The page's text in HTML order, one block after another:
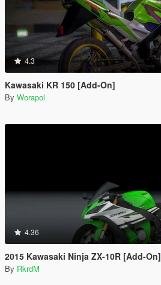
4.3
Kawasaki KR 150 [Add-On]
By Worapol
4.36
2015 Kawasaki Ninja ZX-10R [Add-On]
By RkrdM